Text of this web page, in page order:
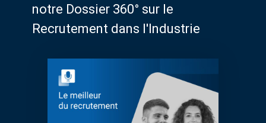
notre Dossier 360° sur le
Recrutement dans l'Industrie